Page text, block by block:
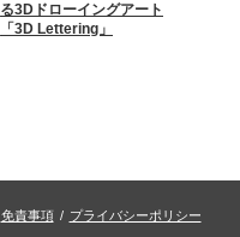
る3Dドローイングアート
「3D Lettering」
免責事項 / プライバシーポリシー